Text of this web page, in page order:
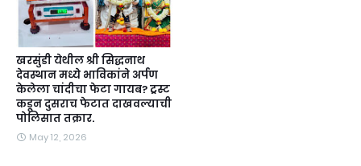
खरसुंडी येथील श्री सिद्धनाथ
देवस्थान मध्ये भाविकांने अर्पण
केलेला चांदीचा फेटा गायब? ट्रस्ट
कडून दुसराच फेटात दाखवल्याची
पोलिसात तक्रार.
May 12, 2026